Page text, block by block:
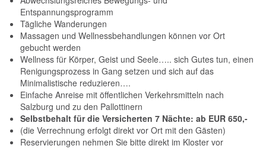
Entspannungsprogramm
Tägliche Wanderungen
Massagen und Wellnessbehandlungen können vor Ort
gebucht werden
Wellness für Körper, Geist und Seele….. sich Gutes tun, einen
Renigungsprozess in Gang setzen und sich auf das
Minimalistische reduzieren….
Einfache Anreise mit öffentlichen Verkehrsmitteln nach
Salzburg und zu den Pallottinern
Selbstbehalt für die Versicherten 7 Nächte: ab EUR 650,-
(die Verrechnung erfolgt direkt vor Ort mit den Gästen)
Reservierungen nehmen Sie bitte direkt im Kloster vor